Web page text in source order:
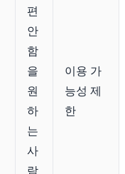
편
안
함
을
원
하
는
사
람
이용 가
능성 제
한